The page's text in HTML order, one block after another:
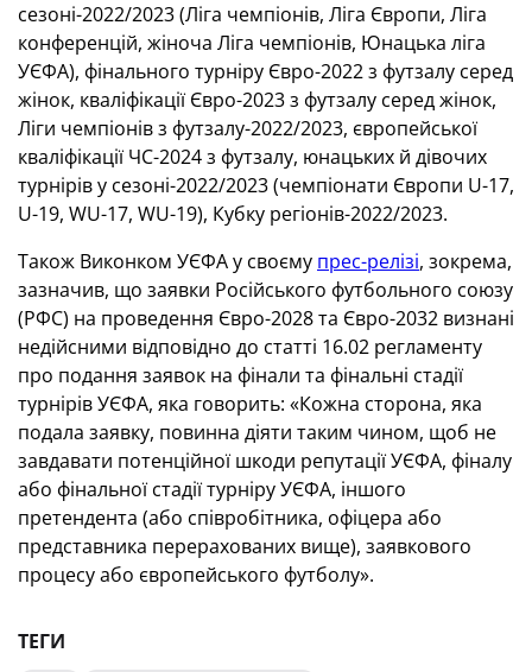
сезоні-2022/2023 (Ліга чемпіонів, Ліга Європи, Ліга
конференцій, жіноча Ліга чемпіонів, Юнацька ліга
УЄФА), фінального турніру Євро-2022 з футзалу серед
жінок, кваліфікації Євро-2023 з футзалу серед жінок,
Ліги чемпіонів з футзалу-2022/2023, європейської
кваліфікації ЧС-2024 з футзалу, юнацьких й дівочих
турнірів у сезоні-2022/2023 (чемпіонати Європи U-17,
U-19, WU-17, WU-19), Кубку регіонів-2022/2023.
Також Виконком УЄФА у своєму прес-релізі, зокрема,
зазначив, що заявки Російського футбольного союзу
(РФС) на проведення Євро-2028 та Євро-2032 визнані
недійсними відповідно до статті 16.02 регламенту
про подання заявок на фінали та фінальні стадії
турнірів УЄФА, яка говорить: «Кожна сторона, яка
подала заявку, повинна діяти таким чином, щоб не
завдавати потенційної шкоди репутації УЄФА, фіналу
або фінальної стадії турніру УЄФА, іншого
претендента (або співробітника, офіцера або
представника перерахованих вище), заявкового
процесу або європейського футболу».
ТЕГИ